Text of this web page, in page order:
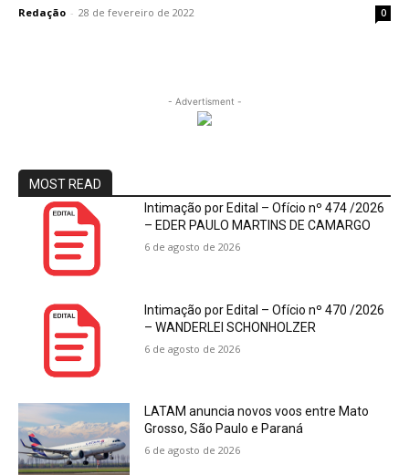
Redação - 28 de fevereiro de 2022 0
- Advertisment -
MOST READ
Intimação por Edital – Ofício nº 474 /2026
– EDER PAULO MARTINS DE CAMARGO
6 de agosto de 2026
Intimação por Edital – Ofício nº 470 /2026
– WANDERLEI SCHONHOLZER
6 de agosto de 2026
LATAM anuncia novos voos entre Mato
Grosso, São Paulo e Paraná
6 de agosto de 2026